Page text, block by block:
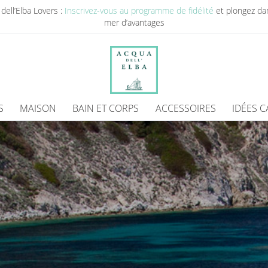
Lovers : Inscrivez-vous au programme de fidélité et plongez
mer d’avantages
MAISON BAIN ET CORPS ACCESSOIRES IDÉES